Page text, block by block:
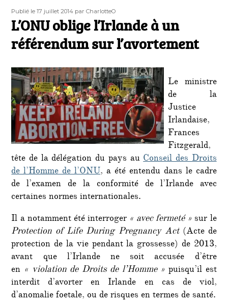
Publié
le
Publié le 17 juillet 2014 Auteur
par CharlotteO
L’ONU oblige l’Irlande à un
référendum sur l’avortement
Le ministre
de la
Justice
Irlandaise,
Frances
Fitzgerald,
tête de la délégation du pays auConseil des Droits
de l’Homme de l’ONU, a été entendu dans le cadre
de l’examen de la conformité de l’Irlande avec
certaines normes internationales.
Il a notamment été interroger « avec fermeté » sur le
Protection of Life During Pregnancy Act(Acte de
protection de la vie pendant la grossesse) de 2013,
avant que l’Irlande ne soit accusée d’être
en « violation de Droits de l’Homme » puisqu’il est
interdit d’avorter en Irlande en cas de viol,
d’anomalie foetale, ou de risques en termes de santé.